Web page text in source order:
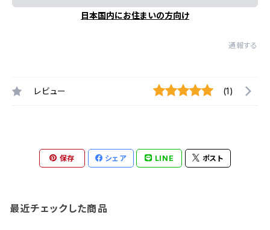
日本国内にお住まいの方向け
通報する
レビュー (1)
保存 シェア LINE ポスト
最近チェックした商品